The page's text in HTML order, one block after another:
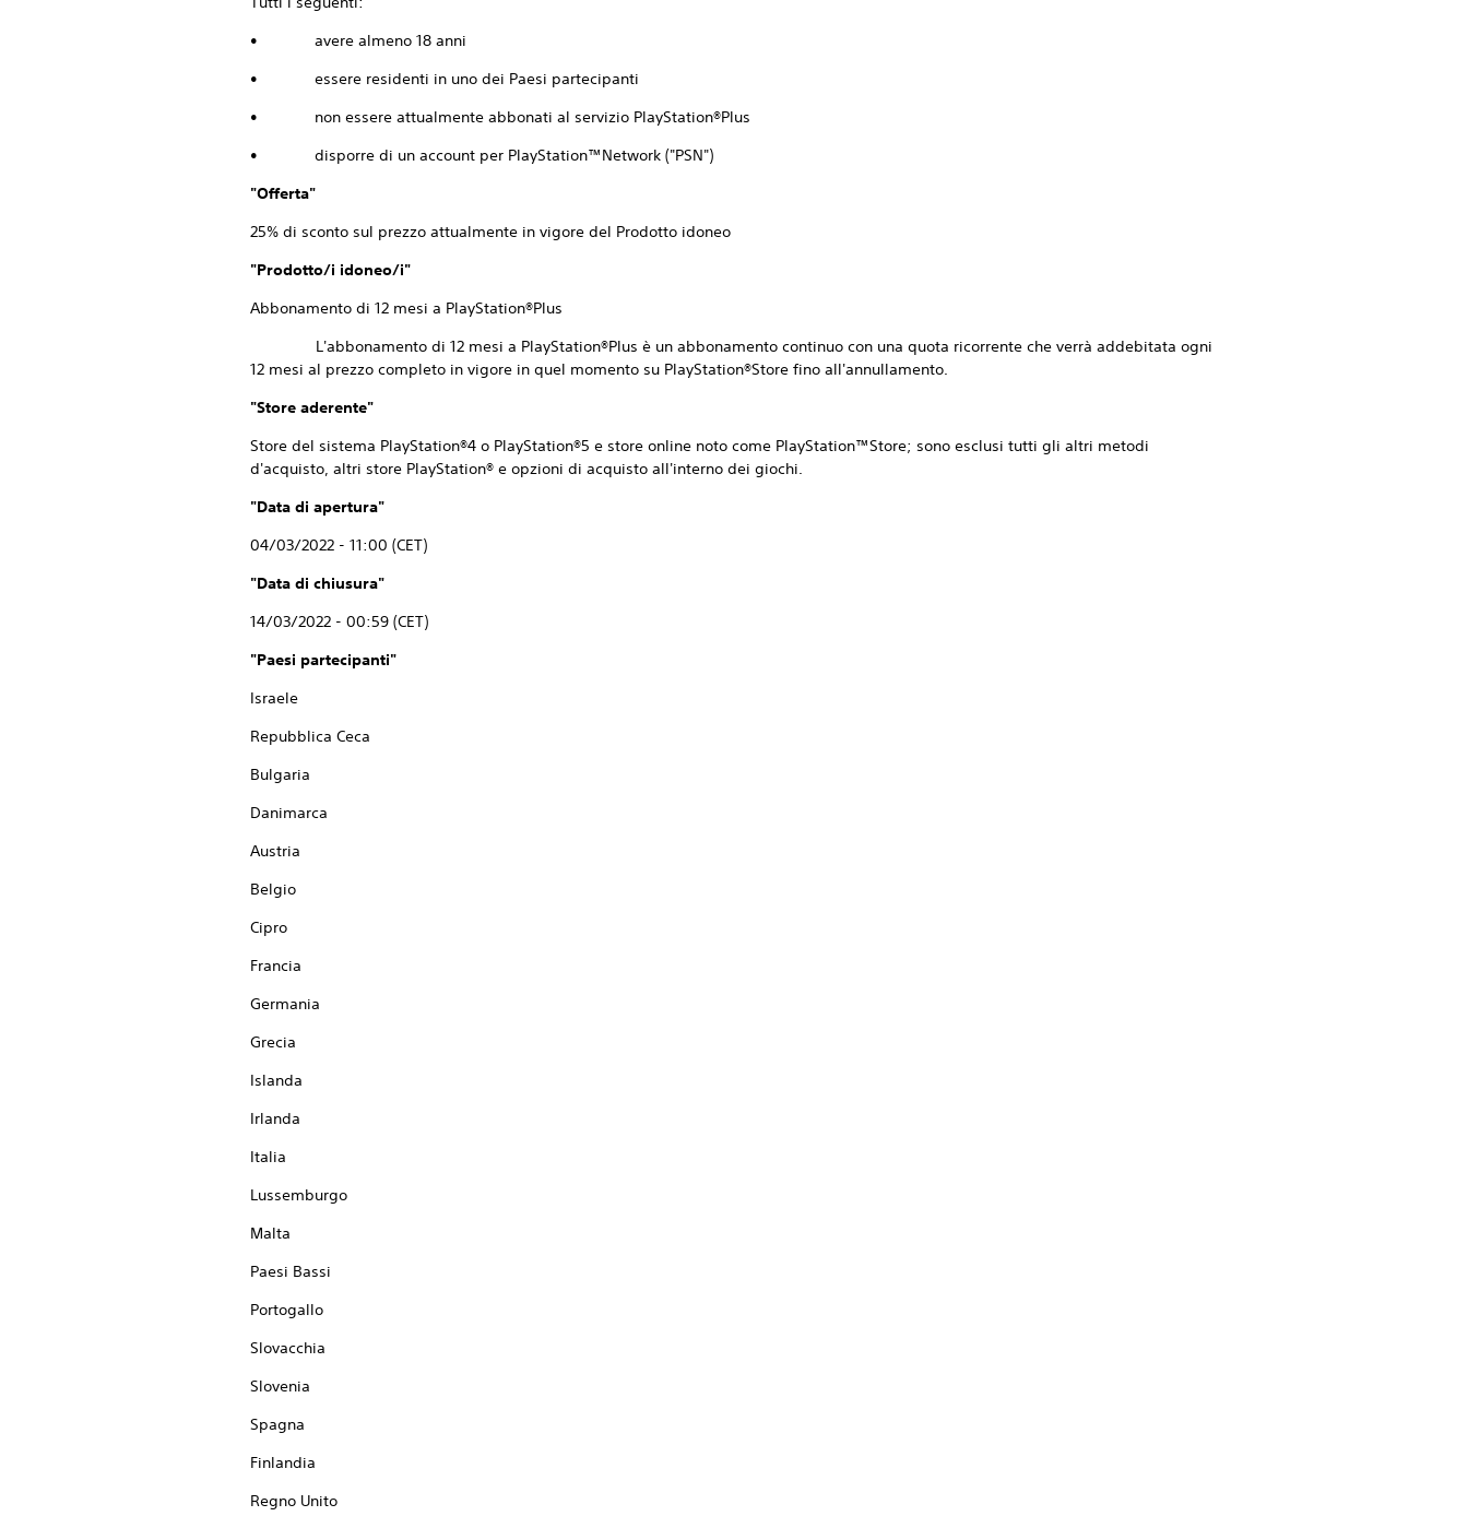
• avere almeno 18 anni
• essere residenti in uno dei Paesi partecipanti
• non essere attualmente abbonati al servizio PlayStation®Plus
• disporre di un account per PlayStation™Network ("PSN")
"Offerta"
25% di sconto sul prezzo attualmente in vigore del Prodotto idoneo
"Prodotto/i idoneo/i"
Abbonamento di 12 mesi a PlayStation®Plus
L'abbonamento di 12 mesi a PlayStation®Plus è un abbonamento continuo con una quota ricorrente che verrà addebitata ogni
12 mesi al prezzo completo in vigore in quel momento su PlayStation®Store fino all'annullamento.
"Store aderente"
Store del sistema PlayStation®4 o PlayStation®5 e store online noto come PlayStation™Store; sono esclusi tutti gli altri metodi
d'acquisto, altri store PlayStation® e opzioni di acquisto all'interno dei giochi.
"Data di apertura"
04/03/2022 - 11:00 (CET)
"Data di chiusura"
14/03/2022 - 00:59 (CET)
"Paesi partecipanti"
Israele
Repubblica Ceca
Bulgaria
Danimarca
Austria
Belgio
Cipro
Francia
Germania
Grecia
Islanda
Irlanda
Italia
Lussemburgo
Malta
Paesi Bassi
Portogallo
Slovacchia
Slovenia
Spagna
Finlandia
Regno Unito